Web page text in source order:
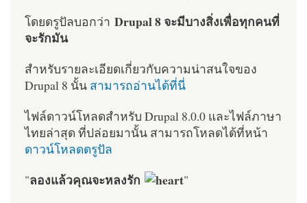
โดยดรูปัลบอกว่า Drupal 8 จะมีบางสิ่งเพื่อทุกคนที่
จะรักมัน
สำหรับรายละเอียดเกี่ยวกับความน่าสนใจของ
Drupal 8 นั้น สามารถอ่านได้ที่นี่
ไฟล์ดาวน์โหลดสำหรับ Drupal 8.0.0 และไฟล์ภาษา
ไทยล่าสุด ที่ปล่อยมานั้น สามารถโหลดได้ที่หน้า
ดาวน์โหลดดรูปัล
"ลองแล้วคุณจะหลงรัก "